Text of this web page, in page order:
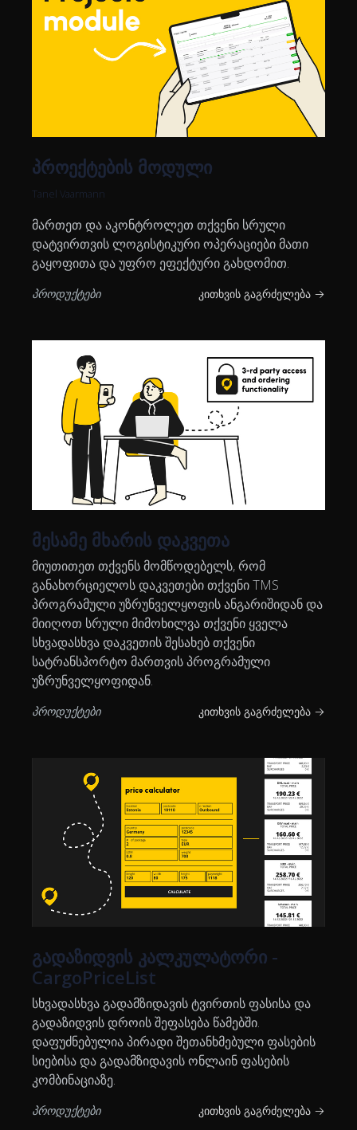
პროექტების მოდული
Tanel Vaarmann
მართეთ და აკონტროლეთ თქვენი სრული
დატვირთვის ლოგისტიკური ოპერაციები მათი
გაყოფითა და უფრო ეფექტური გახდომით.
პროდუქტები კითხვის გაგრძელება →
მესამე მხარის დაკვეთა
მიუთითეთ თქვენს მომწოდებელს, რომ
განახორციელოს დაკვეთები თქვენი TMS
პროგრამული უზრუნველყოფის ანგარიშიდან და
მიიღოთ სრული მიმოხილვა თქვენი ყველა
სხვადასხვა დაკვეთის შესახებ თქვენი
სატრანსპორტო მართვის პროგრამული
უზრუნველყოფიდან.
პროდუქტები კითხვის გაგრძელება →
გადაზიდვის კალკულატორი -
CargoPriceList
სხვადასხვა გადამზიდავის ტვირთის ფასისა და
გადაზიდვის დროის შეფასება წამებში.
დაფუძნებულია პირადი შეთანხმებული ფასების
სიებისა და გადამზიდავის ონლაინ ფასების
კომბინაციაზე.
პროდუქტები კითხვის გაგრძელება →